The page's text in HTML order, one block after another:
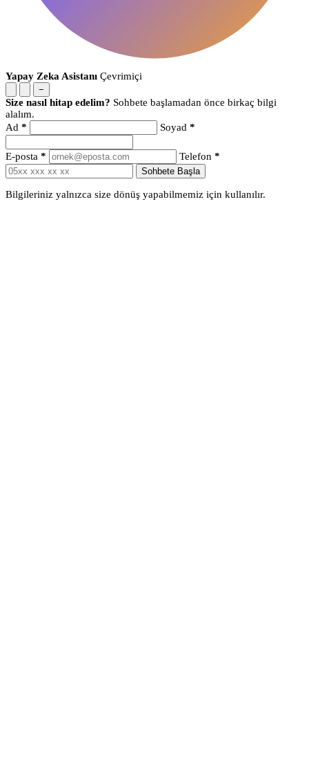
Yapay Zeka Asistanı Çevrimiçi
−
Size nasıl hitap edelim? Sohbete başlamadan önce birkaç bilgi
alalım.
Ad * Soyad *
E-posta * Telefon *
Sohbete Başla
Bilgileriniz yalnızca size dönüş yapabilmemiz için kullanılır.